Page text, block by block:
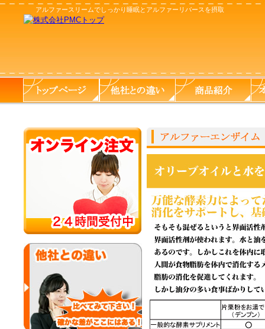
アルファースリームでしっかり睡眠とアルファーリバースを摂取